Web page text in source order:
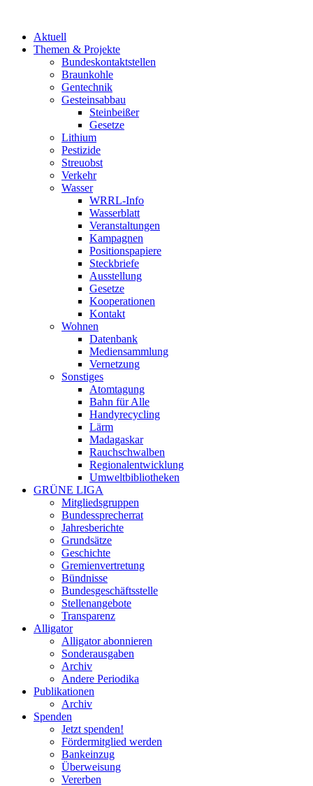
Aktuell
Themen & Projekte
Bundeskontaktstellen
Braunkohle
Gentechnik
Gesteinsabbau
Steinbeißer
Gesetze
Lithium
Pestizide
Streuobst
Verkehr
Wasser
WRRL-Info
Wasserblatt
Veranstaltungen
Kampagnen
Positionspapiere
Steckbriefe
Ausstellung
Gesetze
Kooperationen
Kontakt
Wohnen
Datenbank
Mediensammlung
Vernetzung
Sonstiges
Atomtagung
Bahn für Alle
Handyrecycling
Lärm
Madagaskar
Rauchschwalben
Regionalentwicklung
Umweltbibliotheken
GRÜNE LIGA
Mitgliedsgruppen
Bundessprecherrat
Jahresberichte
Grundsätze
Geschichte
Gremienvertretung
Bündnisse
Bundesgeschäftsstelle
Stellenangebote
Transparenz
Alligator
Alligator abonnieren
Sonderausgaben
Archiv
Andere Periodika
Publikationen
Archiv
Spenden
Jetzt spenden!
Fördermitglied werden
Bankeinzug
Überweisung
Vererben